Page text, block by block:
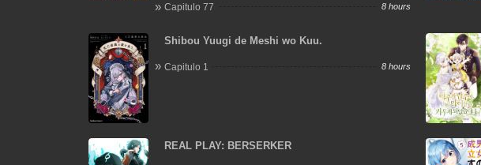
Capitulo 77 8 hours
Shibou Yuugi de Meshi wo Kuu.
Capitulo 1 8 hours
REAL PLAY: BERSERKER